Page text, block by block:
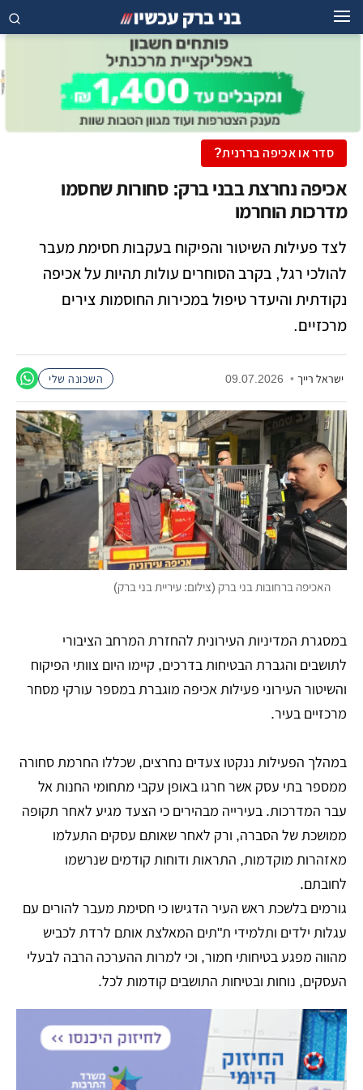
סדר או אכיפה בררנית?
אכיפה נחרצת בבני ברק: סחורות שחסמו
מדרכות הוחרמו
לצד פעילות השיטור והפיקוח בעקבות חסימת מעבר
להולכי רגל, בקרב הסוחרים עולות תהיות על אכיפה
נקודתית והיעדר טיפול במכירות החוסמות צירים
מרכזיים.
ישראל רייך •
09.07.2026 השכונה שלי
האכיפה ברחובות בני ברק (צילום: עיריית בני ברק)
​במסגרת המדיניות העירונית להחזרת המרחב הציבורי
לתושבים והגברת הבטיחות בדרכים, קיימו היום צוותי הפיקוח
והשיטור העירוני פעילות אכיפה מוגברת במספר עורקי מסחר
מרכזיים בעיר.
במהלך הפעילות ננקטו צעדים נחרצים, שכללו החרמת סחורה
ממספר בתי עסק אשר חרגו באופן עקבי מתחומי החנות אל
עבר המדרכות. בעירייה מבהירים כי הצעד מגיע לאחר תקופה
ממושכת של הסברה, ורק לאחר שאותם עסקים התעלמו
מאזהרות מוקדמות, התראות ודוחות קודמים שנרשמו
לחובתם.
גורמים בלשכת ראש העיר הדגישו כי חסימת מעבר להורים עם
עגלות ילדים ותלמידי ת"תים המאלצת אותם לרדת לכביש
מהווה מפגע בטיחותי חמור, וכי למרות ההערכה הרבה לבעלי
העסקים, נוחות ובטיחות התושבים קודמות לכל.